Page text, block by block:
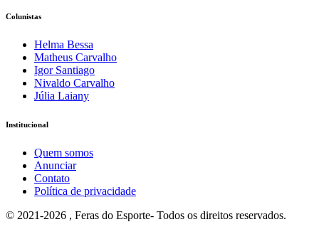
Colunistas
Helma Bessa
Matheus Carvalho
Igor Santiago
Nivaldo Carvalho
Júlia Laiany
Institucional
Quem somos
Anunciar
Contato
Política de privacidade
© 2021-2026 , Feras do Esporte- Todos os direitos reservados.